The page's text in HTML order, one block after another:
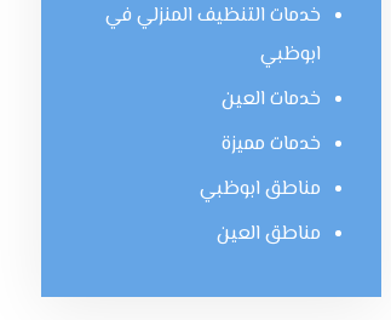
خدمات التنظيف المنزلي في
ابوظبي
خدمات العين
خدمات مميزة
مناطق ابوظبي
مناطق العين